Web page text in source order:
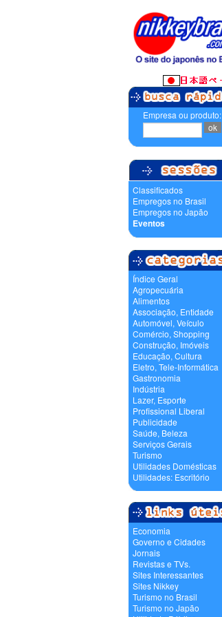
Empresa ou produto:
Classificados
Empregos no Brasil
Empregos no Japão
Eventos
Índice Geral
Agropecuária
Alimentos
Associação, Entidade
Automóvel, Veículo
Comércio, Shopping
Construção, Imóveis
Educação, Cultura
Eletro, Tele-Informática
Gastronomia
Indústria
Lazer, Esporte
Profissional Liberal
Publicidade
Saúde, Beleza
Serviços Gerais
Turismo
Utilidades Domésticas
Utilidades: Escritório
Economia
Governo e Cidades
Jornais
Revistas e TVs.
Sites Interessantes
Sites Nikkey
Turismo no Brasil
Turismo no Japão